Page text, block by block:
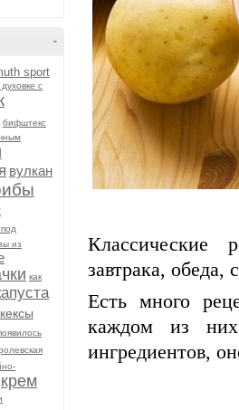
-
sport
с
бифштекс
вулкан
из
как
кексы
крем
Классические
завтрака, обеда,
Есть много
каждом из
ингредиентов,